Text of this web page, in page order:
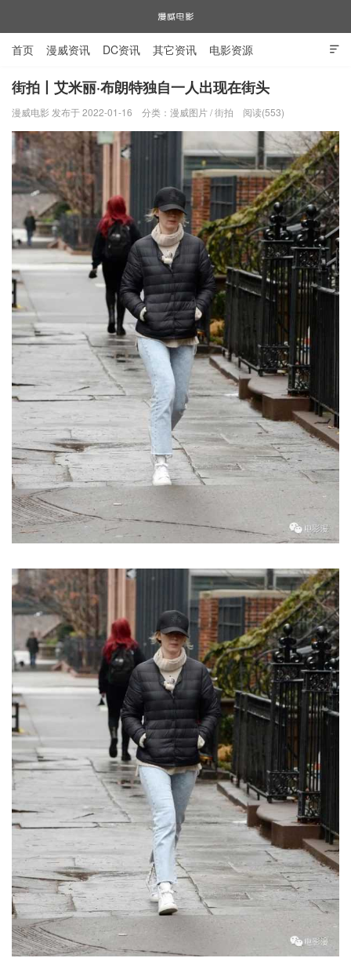
漫威电影

首页 漫威资讯 DC资讯 其它资讯 电影资源
电视剧资源 漫威图片
街拍丨艾米丽·布朗特独自一人出现在街头
漫威电影 发布于 2022-01-16 分类： 漫威图片/街拍 阅读(553)